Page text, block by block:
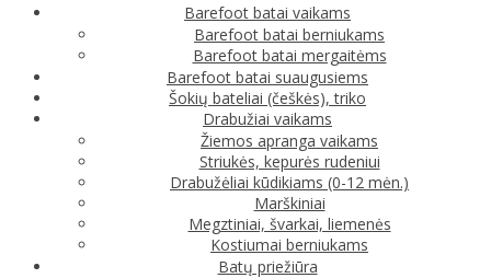
Barefoot batai vaikams
Barefoot batai berniukams
Barefoot batai mergaitėms
Barefoot batai suaugusiems
Šokių bateliai (češkės), triko
Drabužiai vaikams
Žiemos apranga vaikams
Striukės, kepurės rudeniui
Drabužėliai kūdikiams (0-12 mėn.)
Marškiniai
Megztiniai, švarkai, liemenės
Kostiumai berniukams
Batų priežiūra